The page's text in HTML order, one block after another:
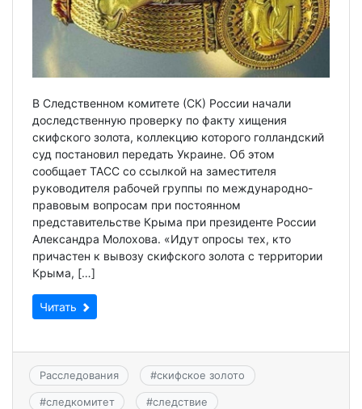
В Следственном комитете (СК) России начали
доследственную проверку по факту хищения
скифского золота, коллекцию которого голландский
суд постановил передать Украине. Об этом
сообщает ТАСС со ссылкой на заместителя
руководителя рабочей группы по международно-
правовым вопросам при постоянном
представительстве Крыма при президенте России
Александра Молохова. «Идут опросы тех, кто
причастен к вывозу скифского золота с территории
Крыма, […]
Читать
Расследования #скифское золото
#следкомитет #следствие